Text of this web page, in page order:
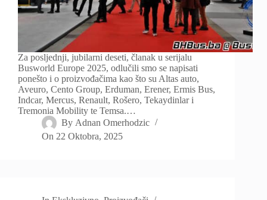
Za posljednji, jubilarni deseti, članak u serijalu
Busworld Europe 2025, odlučili smo se napisati
ponešto i o proizvođačima kao što su Altas auto,
Aveuro, Cento Group, Erduman, Erener, Ermis Bus,
Indcar, Mercus, Renault, Rošero, Tekaydinlar i
Tremonia Mobility te Temsa.…
By Adnan Omerhodzic
On 22 Oktobra, 2025